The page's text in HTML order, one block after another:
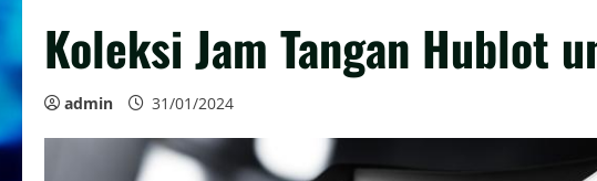
Koleksi Jam Tangan Hublot
admin 31/01/2024